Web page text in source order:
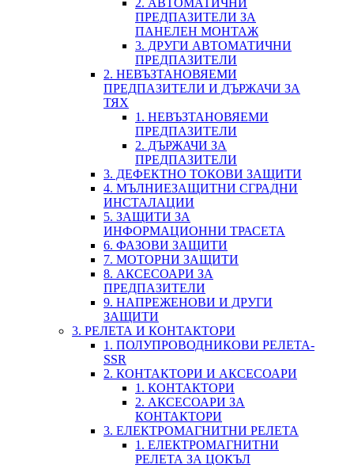
ПРЕДПАЗИТЕЛИ ЗА
ПАНЕЛЕН МОНТАЖ
3. ДРУГИ АВТОМАТИЧНИ
ПРЕДПАЗИТЕЛИ
2. НЕВЪЗТАНОВЯЕМИ
ПРЕДПАЗИТЕЛИ И ДЪРЖАЧИ ЗА
ТЯХ
1. НЕВЪЗТАНОВЯЕМИ
ПРЕДПАЗИТЕЛИ
2. ДЪРЖАЧИ ЗА
ПРЕДПАЗИТЕЛИ
3. ДЕФЕКТНО ТОКОВИ ЗАЩИТИ
4. МЪЛНИЕЗАЩИТНИ СГРАДНИ
ИНСТАЛАЦИИ
5. ЗАЩИТИ ЗА
ИНФОРМАЦИОННИ ТРАСЕТА
6. ФАЗОВИ ЗАЩИТИ
7. МОТОРНИ ЗАЩИТИ
8. АКСЕСОАРИ ЗА
ПРЕДПАЗИТЕЛИ
9. НАПРЕЖЕНОВИ И ДРУГИ
ЗАЩИТИ
3. РЕЛЕТА И КОНТАКТОРИ
1. ПОЛУПРОВОДНИКОВИ РЕЛЕТА-
SSR
2. КОНТАКТОРИ И АКСЕСОАРИ
1. КОНТАКТОРИ
2. АКСЕСОАРИ ЗА
КОНТАКТОРИ
3. ЕЛЕКТРОМАГНИТНИ РЕЛЕТА
1. ЕЛЕКТРОМАГНИТНИ
РЕЛЕТА ЗА ЦОКЪЛ